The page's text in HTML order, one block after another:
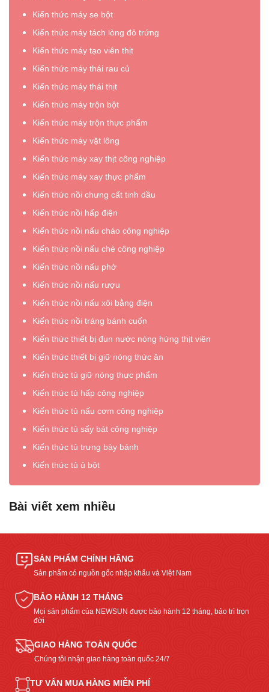
Kiến thức máy se bột
Kiến thức máy tách lòng đỏ trứng
Kiến thức máy tạo viên thịt
Kiến thức máy thái rau củ
Kiến thức máy thái thịt
Kiến thức máy trộn bột
Kiến thức máy trộn thực phẩm
Kiến thức máy vặt lông
Kiến thức máy xay thịt công nghiệp
Kiến thức máy xay thực phẩm
Kiến thức nồi chưng cất tinh dầu
Kiến thức nồi hấp điện
Kiến thức nồi nấu cháo công nghiệp
Kiến thức nồi nấu chè công nghiệp
Kiến thức nồi nấu phở
Kiến thức nồi nấu rượu
Kiến thức nồi nấu xôi bằng điện
Kiến thức nồi tráng bánh cuốn
Kiến thức thiết bị đun nước nóng hứng thịt viên
Kiến thức thiết bị giữ nóng thức ăn
Kiến thức tủ giữ nóng thực phẩm
Kiến thức tủ hấp công nghiệp
Kiến thức tủ nấu cơm công nghiệp
Kiến thức tủ sấy bát công nghiệp
Kiến thức tủ trưng bày bánh
Kiến thức tủ ủ bột
Bài viết xem nhiều
SẢN PHẨM CHÍNH HÃNG
Sản phẩm có nguồn gốc nhập khẩu và Việt Nam
BẢO HÀNH 12 THÁNG
Mọi sản phẩm của NEWSUN được bảo hành 12 tháng, bảo trì trọn
đời
GIAO HÀNG TOÀN QUỐC
Chúng tôi nhận giao hàng toàn quốc 24/7
TƯ VẤN MUA HÀNG MIỄN PHÍ